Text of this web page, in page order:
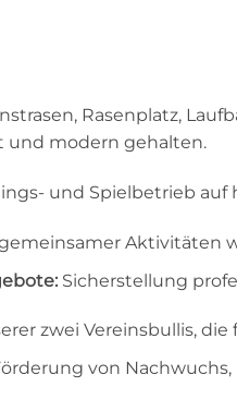
Rasenplatz,
und modern gehalten.
und Spielbetrieb
Aktivitäten
Sicherstellung
zwei Vereinsbullis,
von